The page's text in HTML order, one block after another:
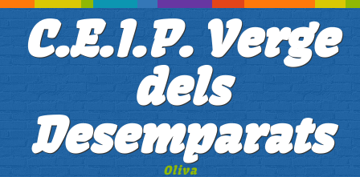
C.E.I.P. Verge
dels
Desemparats
Oliva